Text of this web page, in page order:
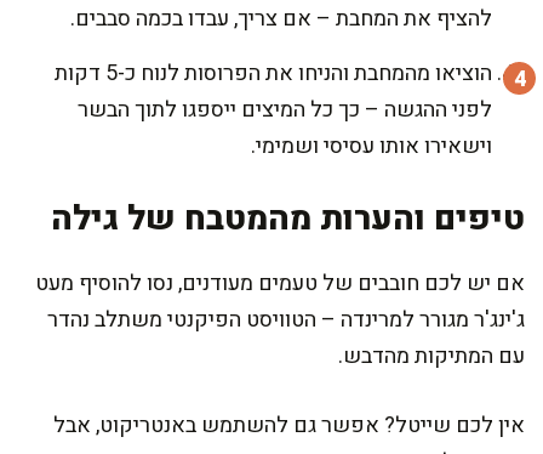
להציף את המחבת – אם צריך, עבדו בכמה סבבים.
הוציאו מהמחבת והניחו את הפרוסות לנוח כ-5 דקות
לפני ההגשה – כך כל המיצים ייספגו לתוך הבשר
וישאירו אותו עסיסי ושמימי.
טיפים והערות מהמטבח של גילה
אם יש לכם חובבים של טעמים מעודנים, נסו להוסיף מעט
ג'ינג'ר מגורר למרינדה – הטוויסט הפיקנטי משתלב נהדר
עם המתיקות מהדבש.
אין לכם שייטל? אפשר גם להשתמש באנטריקוט, אבל